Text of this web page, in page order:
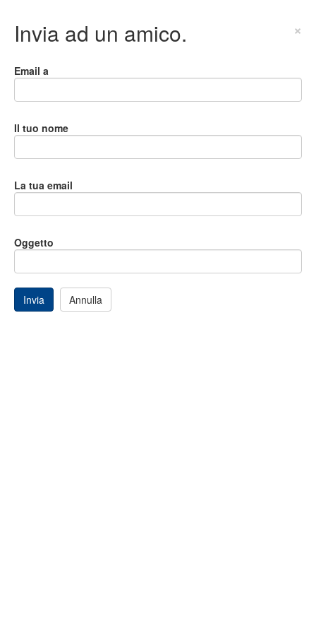
Invia ad un amico. ×
Email a
Il tuo nome
La tua email
Oggetto
Invia Annulla